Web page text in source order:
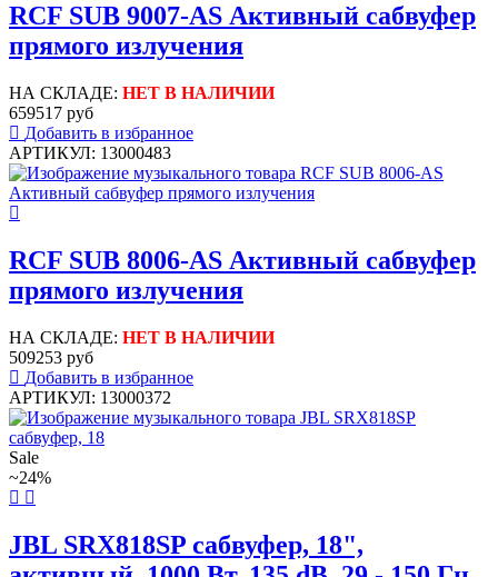
RCF SUB 9007-AS Активный сабвуфер
прямого излучения
НА СКЛАДЕ: НЕТ В НАЛИЧИИ
659517 руб
Добавить в избранное
АРТИКУЛ: 13000483
RCF SUB 8006-AS Активный сабвуфер
прямого излучения
НА СКЛАДЕ: НЕТ В НАЛИЧИИ
509253 руб
Добавить в избранное
АРТИКУЛ: 13000372
Sale
~24%
JBL SRX818SP сабвуфер, 18",